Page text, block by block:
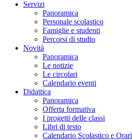
Servizi
Panoramica
Personale scolastico
Famiglie e studenti
Percorsi di studio
Novità
Panoramica
Le notizie
Le circolari
Calendario eventi
Didattica
Panoramica
Offerta formativa
I progetti delle classi
Libri di testo
Calendario Scolastico e Orari